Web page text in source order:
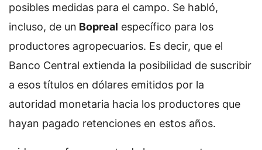
posibles medidas para el campo. Se habló,
incluso, de un Bopreal específico para los
productores agropecuarios. Es decir, que el
Banco Central extienda la posibilidad de suscribir
a esos títulos en dólares emitidos por la
autoridad monetaria hacia los productores que
hayan pagado retenciones en estos años.